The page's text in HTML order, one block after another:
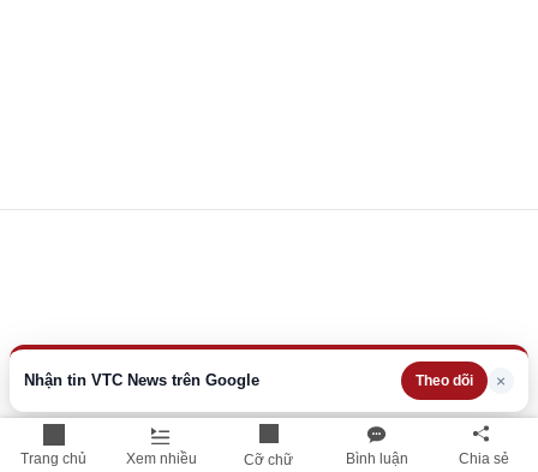
Trang chủ Xem nhiều Cỡ chữ Bình luận Chia sẻ
Nhận tin VTC News trên Google Theo dõi ×